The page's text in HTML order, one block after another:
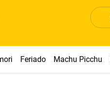
Feriado Machu Picchu